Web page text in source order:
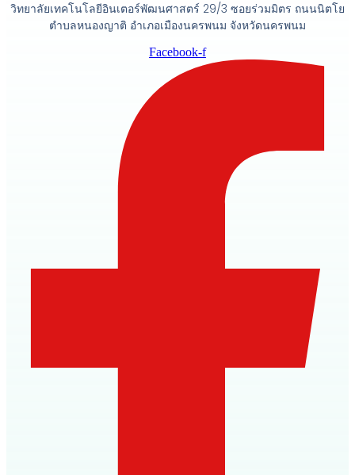
วิทยาลัยเทคโนโลยีอินเตอร์พัฒนศาสตร์ 29/3 ซอยร่วมมิตร ถนนนิตโย
ตำบลหนองญาติ อำเภอเมืองนครพนม จังหวัดนครพนม
Facebook-f